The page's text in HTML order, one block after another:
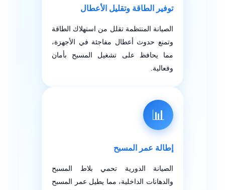
توفير الطاقة وتقليل الأعطال
الصيانة المنتظمة تقلل من استهلاك الطاقة
وتمنع حدوث أعطال مفاجئة في الأجهزة،
مما يحافظ على تشغيل المسبح بأمان
وفعالية.
📊
إطالة عمر المسبح
الصيانة الدورية تحمي بلاط المسبح
والدهانات الداخلية، مما يطيل عمر المسبح